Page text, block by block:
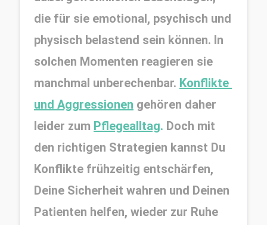
die für sie emotional, psychisch und
physisch belastend sein können. In
solchen Momenten reagieren sie
manchmal unberechenbar. Konflikte
und Aggressionen gehören daher
leider zum Pflegealltag. Doch mit
den richtigen Strategien kannst Du
Konflikte frühzeitig entschärfen,
Deine Sicherheit wahren und Deinen
Patienten helfen, wieder zur Ruhe